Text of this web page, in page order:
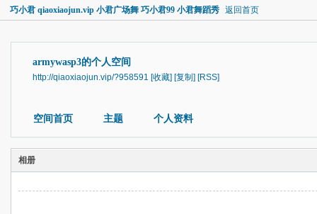
巧小君 qiaoxiaojun.vip 小君广场舞 巧小君99 小君舞蹈秀 返回首页
armywasp3的个人空间
http://qiaoxiaojun.vip/?958591 [收藏] [复制] [RSS]
空间首页 主题 个人资料
相册